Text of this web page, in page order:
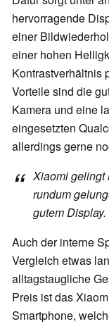
hervorragende
einer
einer hohen
Kontrastverhältnis
Vorteile sind die
Kamera und eine
eingesetzten
allerdings gerne
Xiaomi gelingt
rundum
gutem Display.
Auch der interne
Vergleich etwas
alltagstaugliche
Preis ist das
Smartphone,